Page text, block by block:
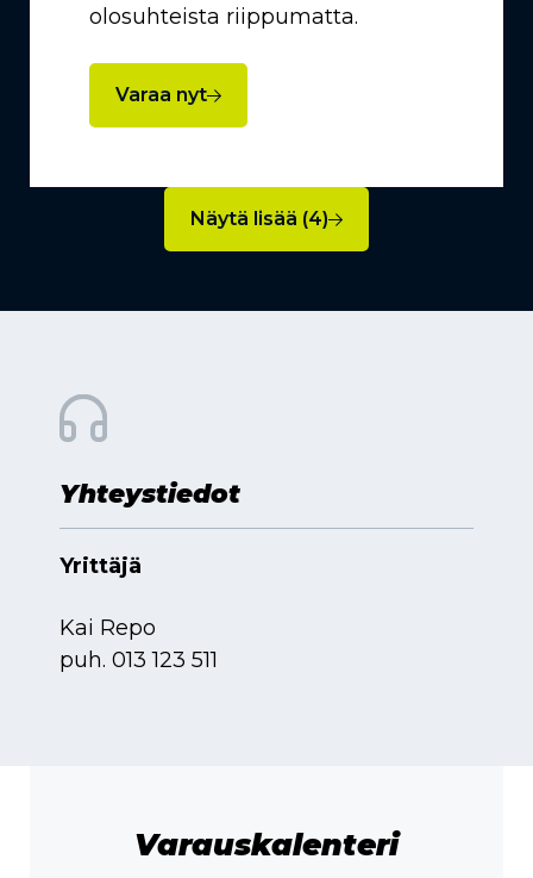
olosuhteista riippumatta.
Varaa nyt
Näytä lisää (4)
Yhteystiedot
Yrittäjä
Kai Repo
puh. 013 123 511
Varauskalenteri